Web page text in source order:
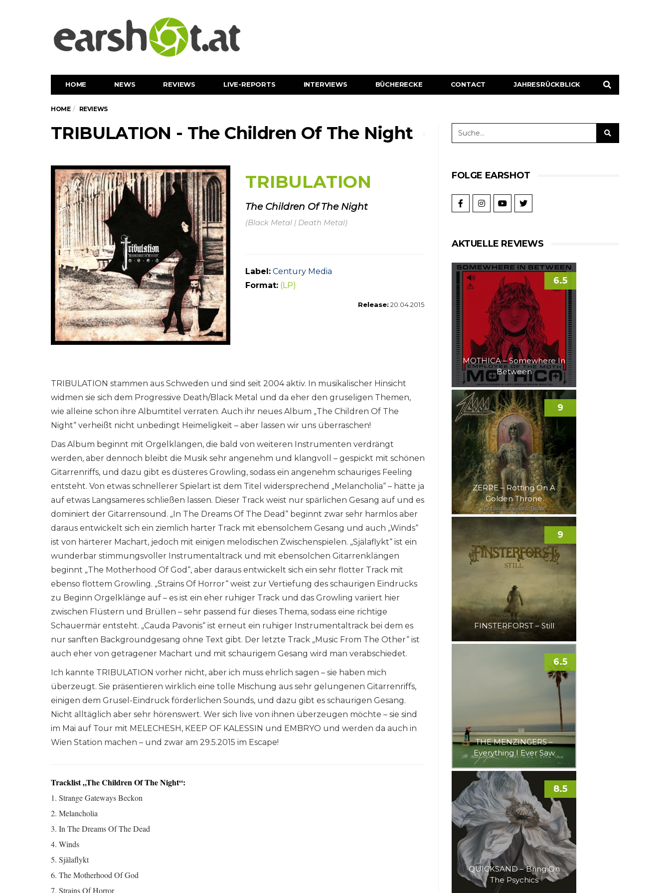
HOME NEWS REVIEWS LIVE-REPORTS INTERVIEWS BÜCHERECKE CONTACT JAHRESRÜCKBLICK
HOME REVIEWS
TRIBULATION - The Children Of The Night
TRIBULATION
The Children Of The Night
(Black Metal | Death Metal)
Label: Century Media
Format: (LP)
Release: 20.04.2015
TRIBULATION stammen aus Schweden und sind seit 2004 aktiv. In musikalischer Hinsicht
widmen sie sich dem Progressive Death/Black Metal und da eher den gruseligen Themen,
wie alleine schon ihre Albumtitel verraten. Auch ihr neues Album „The Children Of The
Night“ verheißt nicht unbedingt Heimeligkeit – aber lassen wir uns überraschen!
Das Album beginnt mit Orgelklängen, die bald von weiteren Instrumenten verdrängt
werden, aber dennoch bleibt die Musik sehr angenehm und klangvoll – gespickt mit schönen
Gitarrenriffs, und dazu gibt es düsteres Growling, sodass ein angenehm schauriges Feeling
entsteht. Von etwas schnellerer Spielart ist dem Titel widersprechend „Melancholia“ – hätte ja
auf etwas Langsameres schließen lassen. Dieser Track weist nur spärlichen Gesang auf und es
dominiert der Gitarrensound. „In The Dreams Of The Dead“ beginnt zwar sehr harmlos aber
daraus entwickelt sich ein ziemlich harter Track mit ebensolchem Gesang und auch „Winds“
ist von härterer Machart, jedoch mit einigen melodischen Zwischenspielen. „Själaflykt“ ist ein
wunderbar stimmungsvoller Instrumentaltrack und mit ebensolchen Gitarrenklängen
beginnt „The Motherhood Of God“, aber daraus entwickelt sich ein sehr flotter Track mit
ebenso flottem Growling. „Strains Of Horror“ weist zur Vertiefung des schaurigen Eindrucks
zu Beginn Orgelklänge auf – es ist ein eher ruhiger Track und das Growling variiert hier
zwischen Flüstern und Brüllen – sehr passend für dieses Thema, sodass eine richtige
Schauermär entsteht. „Cauda Pavonis“ ist erneut ein ruhiger Instrumentaltrack bei dem es
nur sanften Backgroundgesang ohne Text gibt. Der letzte Track „Music From The Other“ ist
auch eher von getragener Machart und mit schaurigem Gesang wird man verabschiedet.
Ich kannte TRIBULATION vorher nicht, aber ich muss ehrlich sagen – sie haben mich
überzeugt. Sie präsentieren wirklich eine tolle Mischung aus sehr gelungenen Gitarrenriffs,
einigen dem Grusel-Eindruck förderlichen Sounds, und dazu gibt es schaurigen Gesang.
Nicht alltäglich aber sehr hörenswert. Wer sich live von ihnen überzeugen möchte – sie sind
im Mai auf Tour mit MELECHESH, KEEP OF KALESSIN und EMBRYO und werden da auch in
Wien Station machen – und zwar am 29.5.2015 im Escape!
Tracklist „The Children Of The Night“:
1. Strange Gateways Beckon
2. Melancholia
3. In The Dreams Of The Dead
4. Winds
5. Själaflykt
6. The Motherhood Of God
7. Strains Of Horror
FOLGE EARSHOT
AKTUELLE REVIEWS
MOTHICA – Somewhere In
Between
6.5
ZERRE – Rotting On A
Golden Throne
9
FINSTERFORST – Still
9
THE MENZINGERS –
Everything I Ever Saw
6.5
QUICKSAND – Bring On
The Psychics
8.5